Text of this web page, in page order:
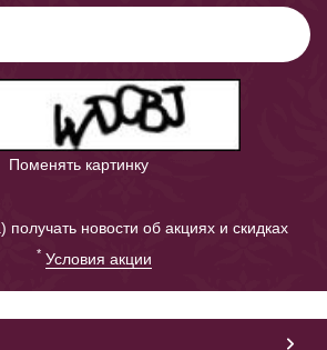
Поменять картинку
получать новости об акциях и скидках
* Условия акции